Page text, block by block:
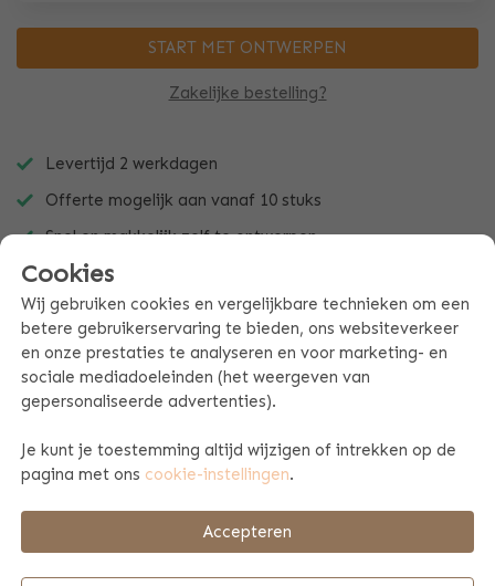
Zakelijke bestelling?
START MET ONTWERPEN
Levertijd 2 werkdagen
Offerte mogelijk aan vanaf 10 stuks
Snel en makkelijk zelf te ontwerpen
PRODUCT SPECIFICATIES
BETAAL & VERZENDINFORMATIE
Cookies
Wij gebruiken cookies en vergelijkbare technieken om een
betere gebruikerservaring te bieden, ons websiteverkeer
en onze prestaties te analyseren en voor marketing- en
sociale mediadoeleinden (het weergeven van
gepersonaliseerde advertenties).
Je kunt je toestemming altijd wijzigen of intrekken op de
pagina met ons cookie-instellingen.
Accepteren